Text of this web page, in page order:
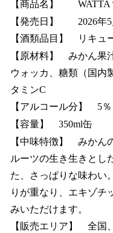
【商品名】 WATTA
【発売日】 2026年5
【酒類品目】 リキュ
【原材料】 みかん果
ウォッカ、糖類（国内
タミンC
【アルコール分】 5％
【容量】 350ml缶
【中味特徴】 みかん
ルーツの生き生きとし
た、さっぱりな味わい
りが重なり、エキゾチ
みいただけます。
【販売エリア】 全国